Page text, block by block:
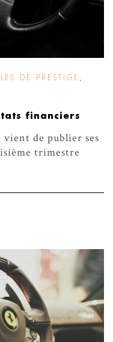
DE PRESTIGE
financiers
de publier ses
trimestre